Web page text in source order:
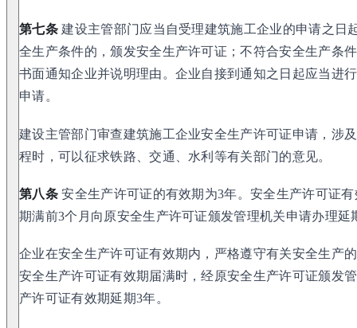
第七条建设主管部门应当自受理建筑施工企业的申请之日
全生产条件的，颁发安全生产许可证；不符合安全生产条
书面通知企业并说明理由。企业自接到通知之日起应当进
申请。
建设主管部门审查建筑施工企业安全生产许可证申请，涉
程时，可以征求铁路、交通、水利等有关部门的意见。
第八条安全生产许可证的有效期为3年。安全生产许可证
期满前3个月向原安全生产许可证颁发管理机关申请办理延
企业在安全生产许可证有效期内，严格遵守有关安全生产
安全生产许可证有效期届满时，经原安全生产许可证颁发
产许可证有效期延期3年。